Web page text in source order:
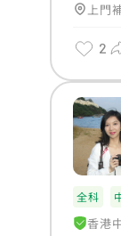
上門
2
全科
香港